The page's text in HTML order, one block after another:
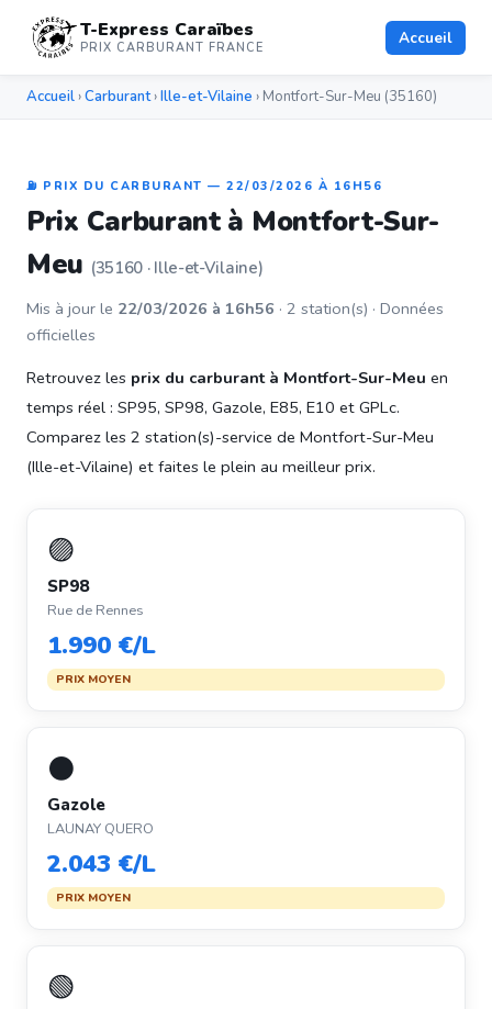
T-Express Caraïbes
PRIX CARBURANT FRANCE Accueil
Accueil ›Carburant›Ille-et-Vilaine › Montfort-Sur-Meu (35160)
⛽ PRIX DU CARBURANT — 22/03/2026 À 16H56
Prix Carburant à Montfort-Sur-
Meu (35160 · Ille-et-Vilaine)
Mis à jour le 22/03/2026 à 16h56 · 2 station(s) · Données
officielles
Retrouvez les prix du carburant à Montfort-Sur-Meu en
temps réel : SP95, SP98, Gazole, E85, E10 et GPLc.
Comparez les 2 station(s)-service de Montfort-Sur-Meu
(Ille-et-Vilaine) et faites le plein au meilleur prix.
🟣
SP98
Rue de Rennes
1.990 €/L
PRIX MOYEN
⚫
Gazole
LAUNAY QUERO
2.043 €/L
PRIX MOYEN
🟢